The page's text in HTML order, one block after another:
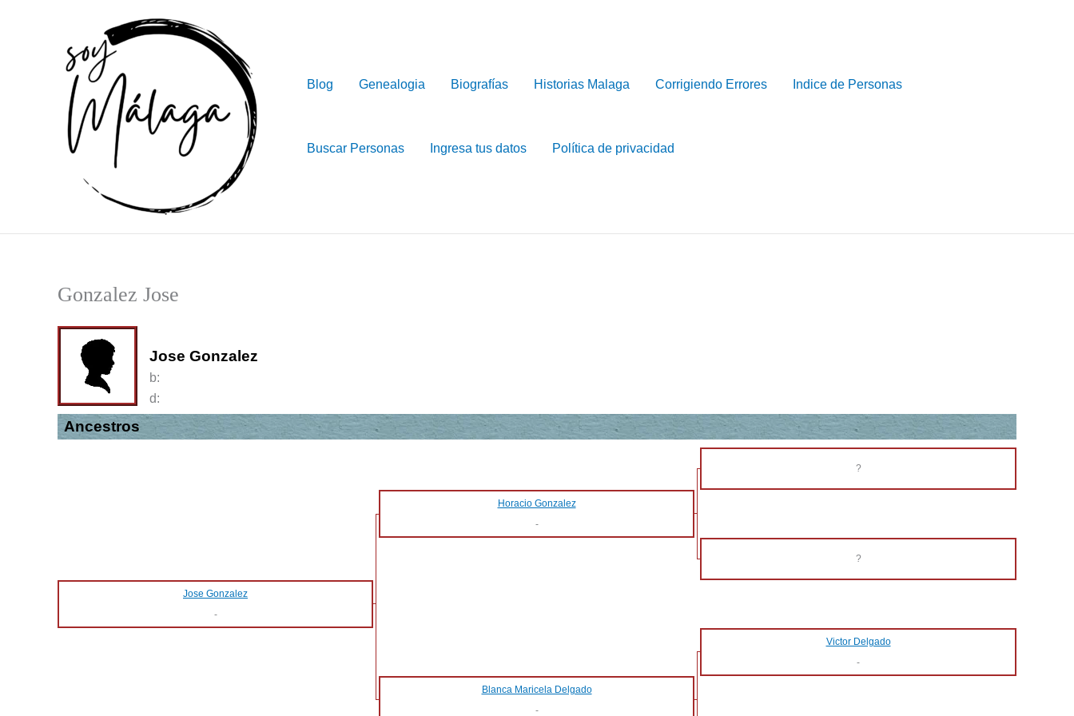
Blog Genealogia Biografías Historias Malaga Corrigiendo Errores Indice de Personas
Buscar Personas Ingresa tus datos Política de privacidad
Gonzalez Jose
Jose Gonzalez
b:
d:
Ancestros
?
Horacio Gonzalez
-
?
Jose Gonzalez
-
Victor Delgado
-
Blanca Maricela Delgado
-